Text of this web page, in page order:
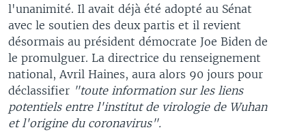
l'unanimité. Il avait déjà été adopté au Sénat
avec le soutien des deux partis et il revient
désormais au président démocrate Joe Biden de
le promulguer. La directrice du renseignement
national, Avril Haines, aura alors 90 jours pour
déclassifier "toute information sur les liens
potentiels entre l'institut de virologie de Wuhan
et l'origine du coronavirus".